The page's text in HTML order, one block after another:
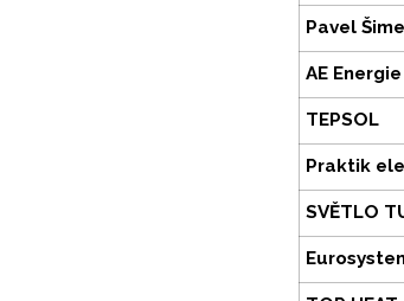
Pavel
AE Energie
TEPSOL
Praktik
SVĚTLO